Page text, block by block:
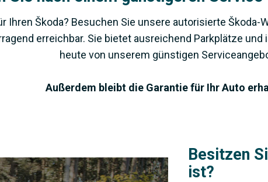
Ihren Škoda? Besuchen Sie unsere autorisierte
erreichbar. Sie bietet ausreichend Parkplätze
heute von unserem günstigen
Außerdem bleibt die Garantie für Ihr Auto
Besitzen
ist?